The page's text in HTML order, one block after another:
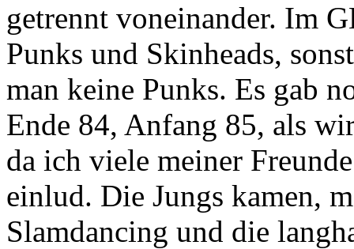
getrennt voneinander. Im
Punks und Skinheads,
man keine Punks. Es gab
Ende 84, Anfang 85, als
da ich viele meiner
einlud. Die Jungs kamen,
Slamdancing und die